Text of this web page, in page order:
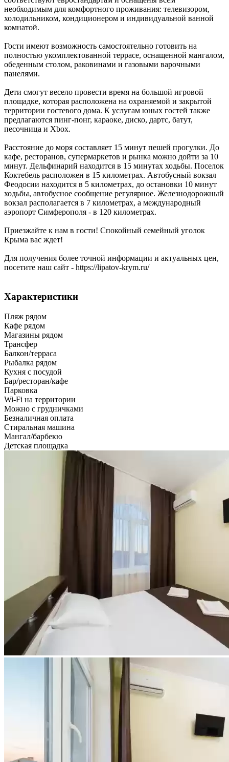
необходимым для комфортного проживания: телевизором,
холодильником, кондиционером и индивидуальной ванной
комнатой.
Гости имеют возможность самостоятельно готовить на
полностью укомплектованной террасе, оснащенной мангалом,
обеденным столом, раковинами и газовыми варочными
панелями.
Дети смогут весело провести время на большой игровой
площадке, которая расположена на охраняемой и закрытой
территории гостевого дома. К услугам юных гостей также
предлагаются пинг-понг, караоке, диско, дартс, батут,
песочница и Xbox.
Расстояние до моря составляет 15 минут пешей прогулки. До
кафе, ресторанов, супермаркетов и рынка можно дойти за 10
минут. Дельфинарий находится в 15 минутах ходьбы. Поселок
Коктебель расположен в 15 километрах. Автобусный вокзал
Феодосии находится в 5 километрах, до остановки 10 минут
ходьбы, автобусное сообщение регулярное. Железнодорожный
вокзал располагается в 7 километрах, а международный
аэропорт Симферополя - в 120 километрах.
Приезжайте к нам в гости! Спокойный семейный уголок
Крыма вас ждет!
Для получения более точной информации и актуальных цен,
посетите наш сайт - https://lipatov-krym.ru/
Характеристики
Пляж рядом
Кафе рядом
Магазины рядом
Трансфер
Балкон/терраса
Рыбалка рядом
Кухня с посудой
Бар/ресторан/кафе
Парковка
Wi-Fi на территории
Можно с грудничками
Безналичная оплата
Стиральная машина
Мангал/барбекю
Детская площадка